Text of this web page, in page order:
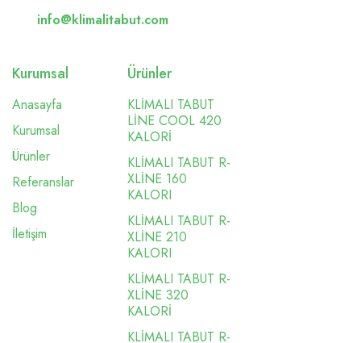
info@klimalitabut.com
Kurumsal
Anasayfa
Kurumsal
Ürünler
Referanslar
Blog
İletişim
Ürünler
KLİMALI TABUT
LİNE COOL 420
KALORİ
KLİMALI TABUT R-
XLİNE 160
KALORI
KLİMALI TABUT R-
XLİNE 210
KALORI
KLİMALI TABUT R-
XLİNE 320
KALORİ
KLİMALI TABUT R-